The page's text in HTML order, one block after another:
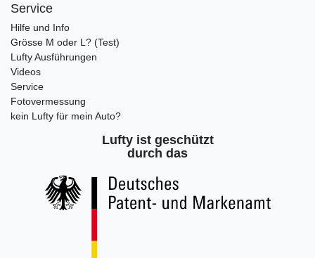
Service
Hilfe und Info
Grösse M oder L? (Test)
Lufty Ausführungen
Videos
Service
Fotovermessung
kein Lufty für mein Auto?
Lufty ist geschützt
durch das